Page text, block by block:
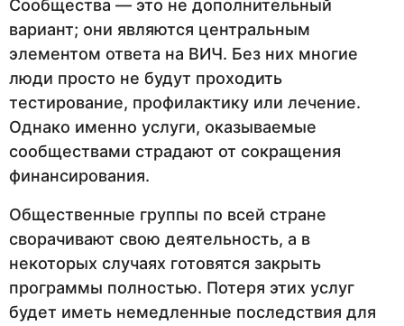
Сообщества — это не дополнительный
вариант; они являются центральным
элементом ответа на ВИЧ. Без них многие
люди просто не будут проходить
тестирование, профилактику или лечение.
Однако именно услуги, оказываемые
сообществами страдают от сокращения
финансирования.
Общественные группы по всей стране
сворачивают свою деятельность, а в
некоторых случаях готовятся закрыть
программы полностью. Потеря этих услуг
будет иметь немедленные последствия для